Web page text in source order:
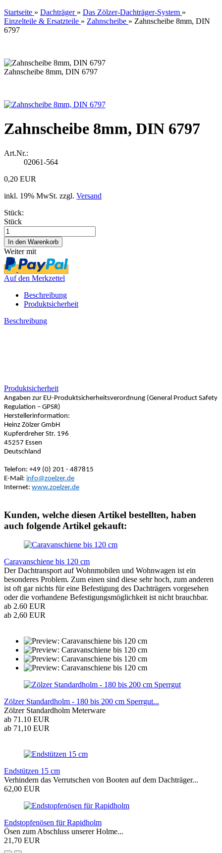
Startseite » Dachträger » Das Zölzer-Dachträger-System »
Einzelteile & Ersatzteile » Zahnscheibe » Zahnscheibe 8mm, DIN
6797
Zahnscheibe 8mm, DIN 6797
Zahnscheibe 8mm, DIN 6797
Art.Nr.:
02061-564
0,20 EUR
inkl. 19% MwSt. zzgl. Versand
Stück:
Stück
Weiter mit
Auf den Merkzettel
Beschreibung
Produktsicherheit
Beschreibung
Produktsicherheit
Angaben zur EU-Produktsicherheitsverordnung (General Product Safety
Regulation – GPSR)
Herstellerinformation:
Heinz Zölzer GmbH
Kupferdreher Str. 196
45257 Essen
Deutschland
Telefon: +49 (0) 201 - 487815
E-Mail: info@zoelzer.de
Internet: www.zoelzer.de
Kunden, welche diesen Artikel bestellten, haben
auch folgende Artikel gekauft:
Caravanschiene bis 120 cm
Der Dachtransport auf Wohnmobilen und Wohnwagen ist ein
besonderes Problem. Zum einen sind diese sehr hoch, zum anderen
ist oft gar nichts für eine Befestigung des Dachträgers vorgesehen
oder die vorhandene Befestigungsmöglichkeit ist nicht brauchbar.
ab 2.60 EUR
ab 2,60 EUR
Zölzer Standardholm - 180 bis 200 cm Sperrgut...
Zölzer Standardholm Meterware
ab 71.10 EUR
ab 71,10 EUR
Endstützen 15 cm
Verhindern das Verrutschen von Booten auf dem Dachträger...
62,00 EUR
Endstopfenösen für Rapidholm
Ösen zum Abschluss unserer Holme...
21,70 EUR